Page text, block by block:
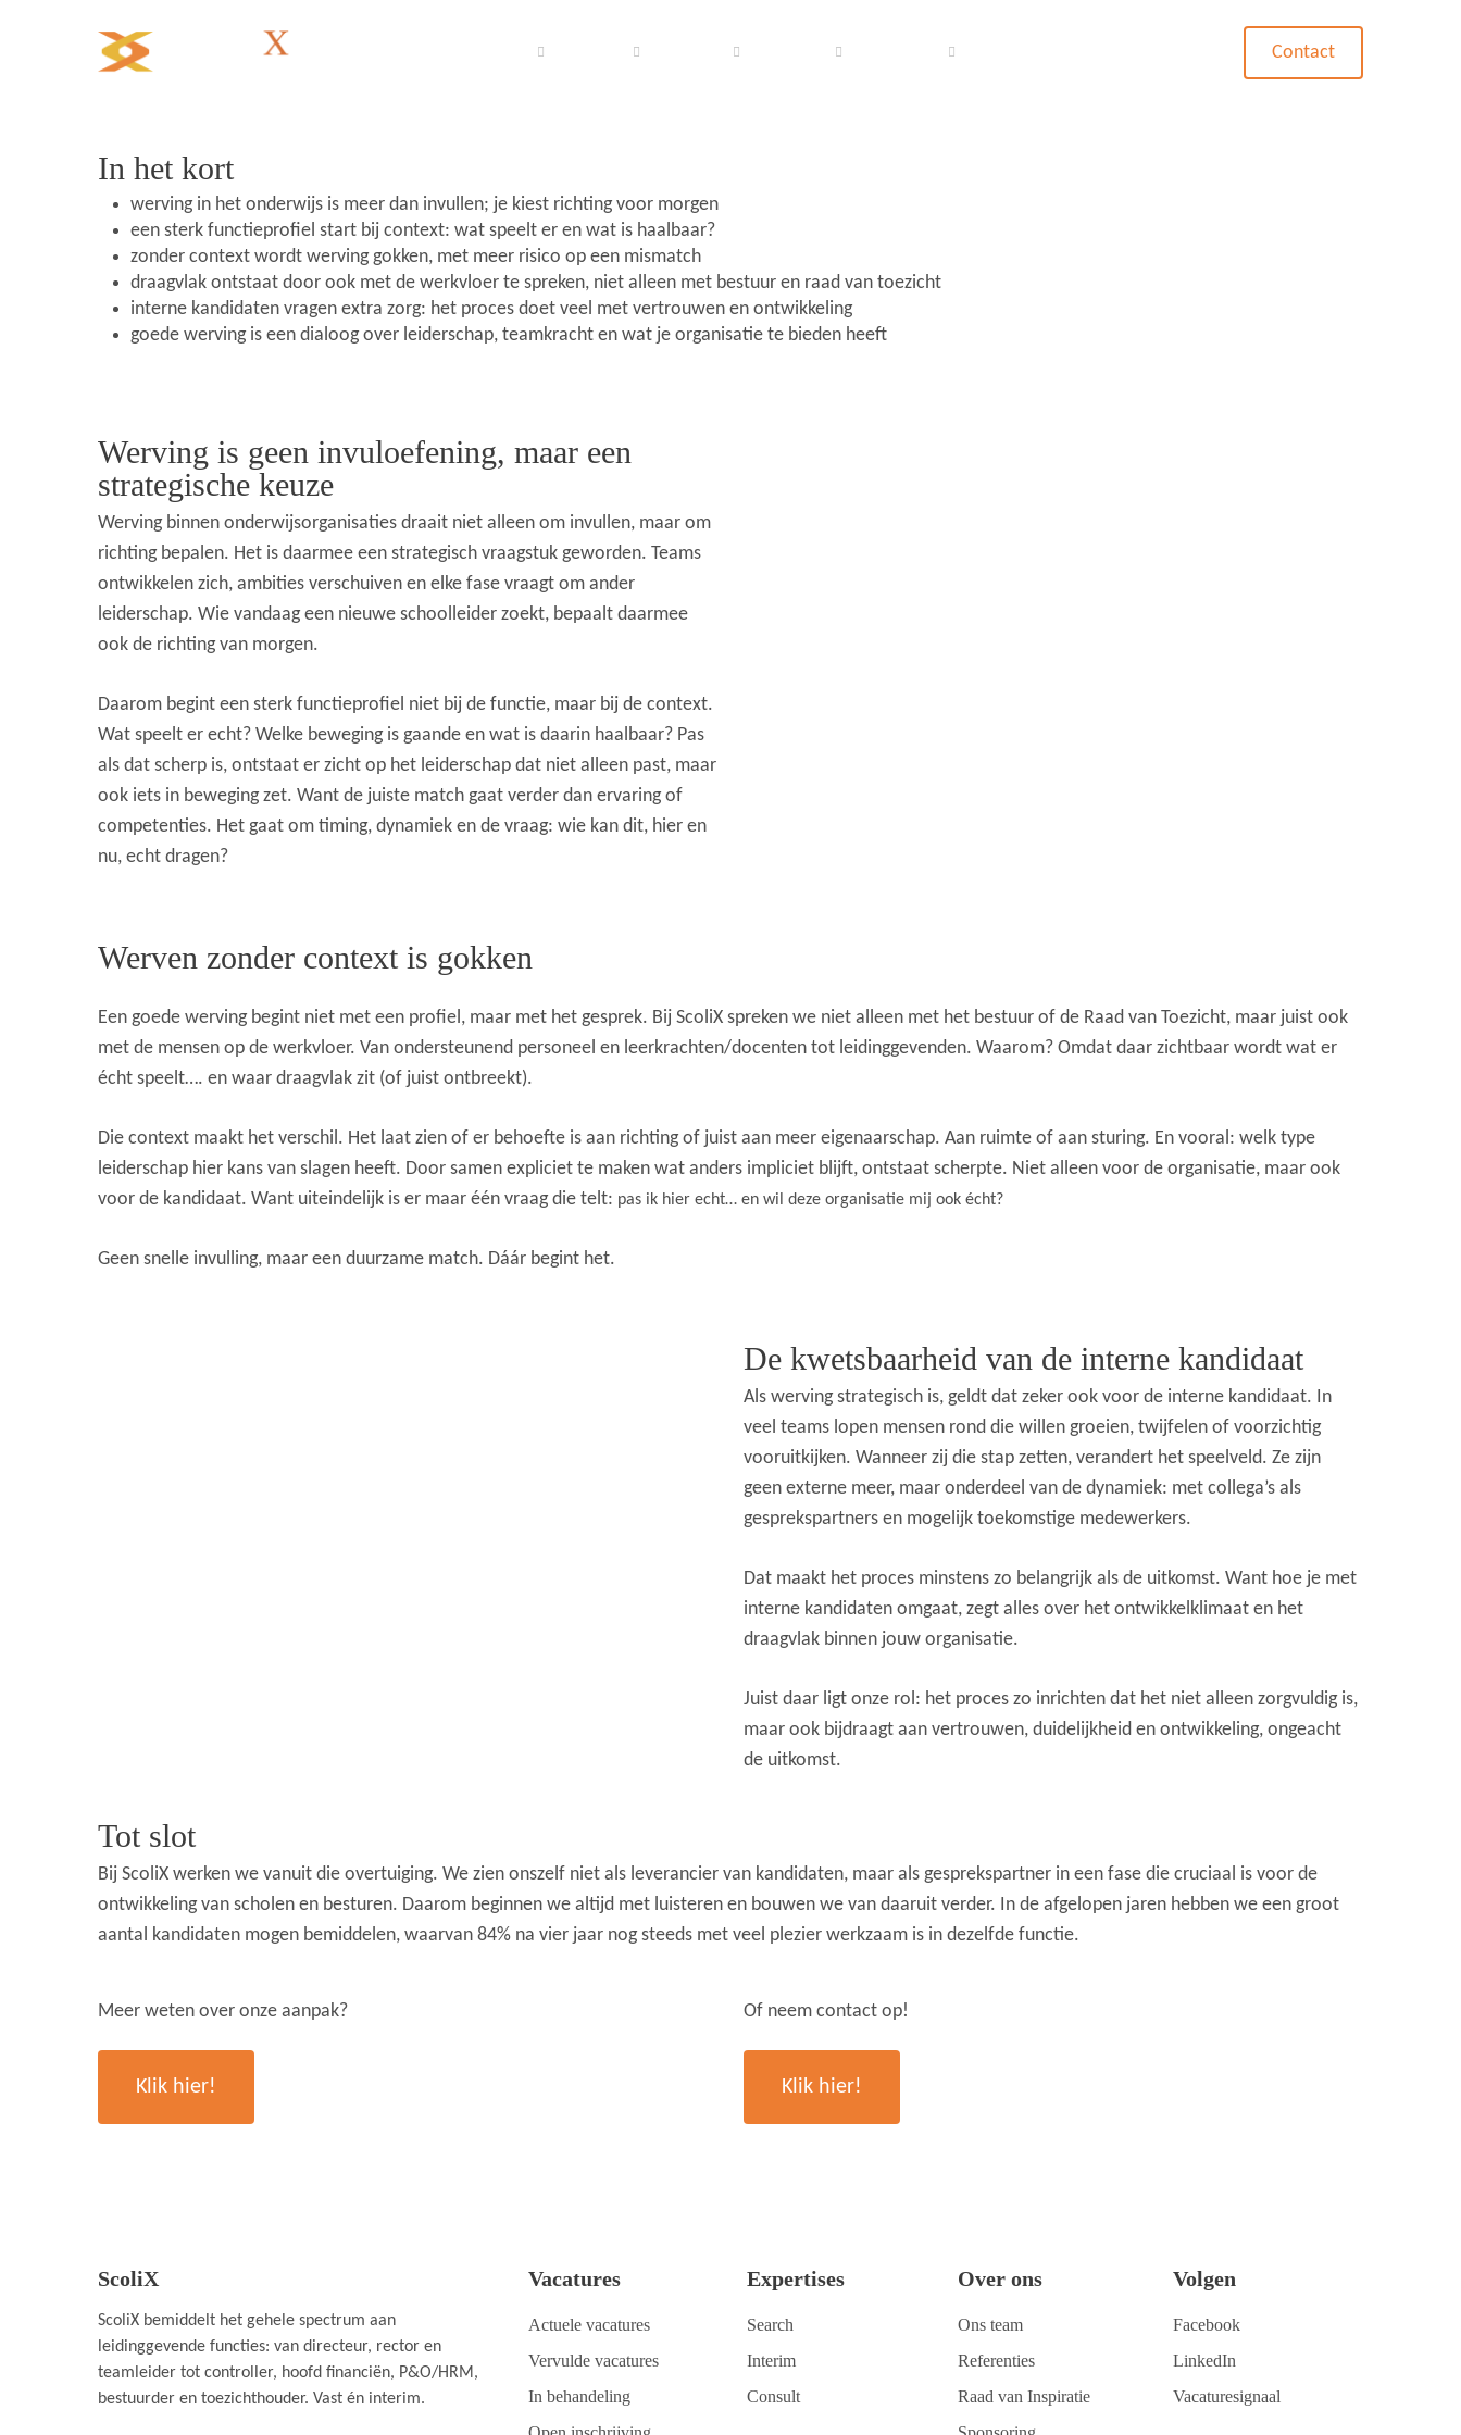
Contact
In het kort
werving in het onderwijs is meer dan invullen; je kiest richting voor morgen
een sterk functieprofiel start bij context: wat speelt er en wat is haalbaar?
zonder context wordt werving gokken, met meer risico op een mismatch
draagvlak ontstaat door ook met de werkvloer te spreken, niet alleen met bestuur en raad van toezicht
interne kandidaten vragen extra zorg: het proces doet veel met vertrouwen en ontwikkeling
goede werving is een dialoog over leiderschap, teamkracht en wat je organisatie te bieden heeft
Werving is geen invuloefening, maar een
strategische keuze
Werving binnen onderwijsorganisaties draait niet alleen om invullen, maar om
richting bepalen. Het is daarmee een strategisch vraagstuk geworden. Teams
ontwikkelen zich, ambities verschuiven en elke fase vraagt om ander
leiderschap. Wie vandaag een nieuwe schoolleider zoekt, bepaalt daarmee
ook de richting van morgen.
Daarom begint een sterk functieprofiel niet bij de functie, maar bij de context.
Wat speelt er echt? Welke beweging is gaande en wat is daarin haalbaar? Pas
als dat scherp is, ontstaat er zicht op het leiderschap dat niet alleen past, maar
ook iets in beweging zet. Want de juiste match gaat verder dan ervaring of
competenties. Het gaat om timing, dynamiek en de vraag: wie kan dit, hier en
nu, echt dragen?
Werven zonder context is gokken
Een goede werving begint niet met een profiel, maar met het gesprek. Bij ScoliX spreken we niet alleen met het bestuur of de Raad van Toezicht, maar juist ook
met de mensen op de werkvloer. Van ondersteunend personeel en leerkrachten/docenten tot leidinggevenden. Waarom? Omdat daar zichtbaar wordt wat er
écht speelt…. en waar draagvlak zit (of juist ontbreekt).
Die context maakt het verschil. Het laat zien of er behoefte is aan richting of juist aan meer eigenaarschap. Aan ruimte of aan sturing. En vooral: welk type
leiderschap hier kans van slagen heeft. Door samen expliciet te maken wat anders impliciet blijft, ontstaat scherpte. Niet alleen voor de organisatie, maar ook
voor de kandidaat. Want uiteindelijk is er maar één vraag die telt: pas ik hier echt… en wil deze organisatie mij ook écht?
Geen snelle invulling, maar een duurzame match. Dáár begint het.
De kwetsbaarheid van de interne kandidaat
Als werving strategisch is, geldt dat zeker ook voor de interne kandidaat. In
veel teams lopen mensen rond die willen groeien, twijfelen of voorzichtig
vooruitkijken. Wanneer zij die stap zetten, verandert het speelveld. Ze zijn
geen externe meer, maar onderdeel van de dynamiek: met collega’s als
gesprekspartners en mogelijk toekomstige medewerkers.
Dat maakt het proces minstens zo belangrijk als de uitkomst. Want hoe je met
interne kandidaten omgaat, zegt alles over het ontwikkelklimaat en het
draagvlak binnen jouw organisatie.
Juist daar ligt onze rol: het proces zo inrichten dat het niet alleen zorgvuldig is,
maar ook bijdraagt aan vertrouwen, duidelijkheid en ontwikkeling, ongeacht
de uitkomst.
Tot slot
Bij ScoliX werken we vanuit die overtuiging. We zien onszelf niet als leverancier van kandidaten, maar als gesprekspartner in een fase die cruciaal is voor de
ontwikkeling van scholen en besturen. Daarom beginnen we altijd met luisteren en bouwen we van daaruit verder. In de afgelopen jaren hebben we een groot
aantal kandidaten mogen bemiddelen, waarvan 84% na vier jaar nog steeds met veel plezier werkzaam is in dezelfde functie.
Meer weten over onze aanpak?
Klik hier!
Of neem contact op!
Klik hier!
ScoliX
ScoliX bemiddelt het gehele spectrum aan
leidinggevende functies: van directeur, rector en
teamleider tot controller, hoofd financiën, P&O/HRM,
bestuurder en toezichthouder. Vast én interim.
Vacatures
Actuele vacatures
Vervulde vacatures
In behandeling
Expertises
Search
Interim
Consult
Over ons
Ons team
Referenties
Raad van Inspiratie
Volgen
Facebook
LinkedIn
Vacaturesignaal